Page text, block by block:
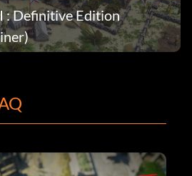
: Definitive Edition